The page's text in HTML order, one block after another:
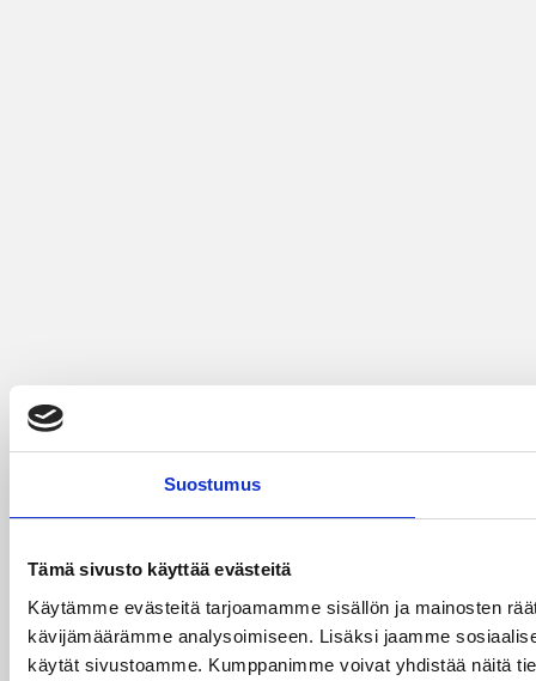
Suostumus
Tämä sivusto käyttää evästeitä
Käytämme evästeitä tarjoamamme sisällön ja mainosten
kävijämäärämme analysoimiseen. Lisäksi jaamme
käytät sivustoamme. Kumppanimme voivat yhdistää näitä